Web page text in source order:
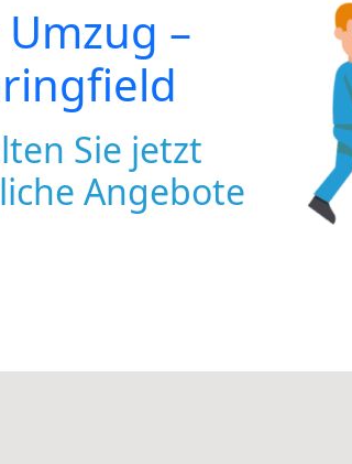
–
Sie jetzt
Angebote